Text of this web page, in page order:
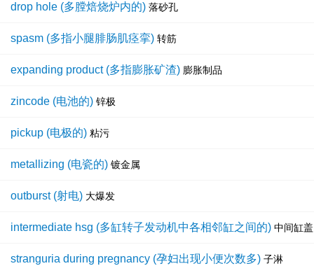
drop hole (多膛焙烧炉内的) 落砂孔
spasm (多指小腿腓肠肌痉挛) 转筋
expanding product (多指膨胀矿渣) 膨胀制品
zincode (电池的) 锌极
pickup (电极的) 粘污
metallizing (电瓷的) 镀金属
outburst (射电) 大爆发
intermediate hsg (多缸转子发动机中各相邻缸之间的) 中间缸盖
stranguria during pregnancy (孕妇出现小便次数多) 子淋